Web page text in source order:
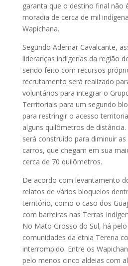
garanta que o destino final não
moradia de cerca de mil
Wapichana.
Segundo Ademar Cavalcante,
lideranças indígenas da região
sendo feito com recursos
recrutamento será realizado
voluntários para integrar o
Territoriais para um segundo
para restringir o acesso
alguns quilômetros de
será construído para diminuir
carros, que chegam em sua
cerca de 70 quilômetros.
De acordo com levantamento
relatos de vários bloqueios
território, como o caso dos
com barreiras nas Terras
No Mato Grosso do Sul, há
comunidades da etnia Terena
interrompido. Entre os
pelo menos cinco aldeias com